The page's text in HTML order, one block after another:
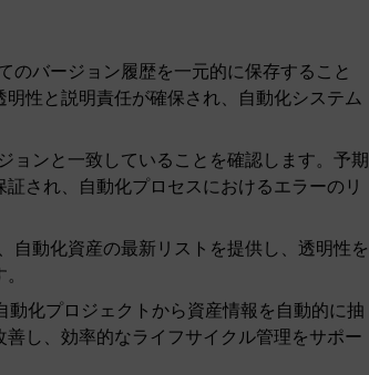
バージョン履歴を一元的に保存すること
性と説明責任が確保され、自動化システム
ョンと一致していることを確認します。予期
され、自動化プロセスにおけるエラーのリ
自動化資産の最新リストを提供し、透明性を
化プロジェクトから資産情報を自動的に抽
し、効率的なライフサイクル管理をサポー